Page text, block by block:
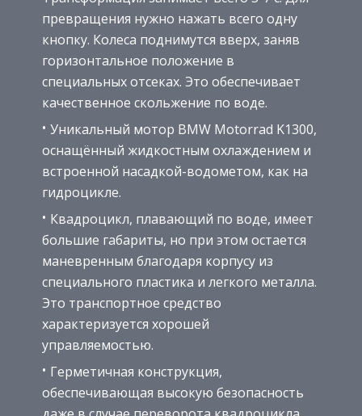
превращения нужно нажать всего одну
кнопку. Колеса поднимутся вверх, заняв
горизонтальное положение в
специальных отсеках. Это обеспечивает
качественное скольжение по воде.
Уникальный мотор BMW Motorrad K1300,
оснащённый жидкостным охлаждением и
встроенной насадкой-водометом, как на
гидроцикле.
Квадроцикл, плавающий по воде, имеет
большие габариты, но при этом остается
маневренным благодаря корпусу из
специального пластика и легкого металла.
Это транспортное средство
характеризуется хорошей
управляемостью.
Герметичная конструкция,
обеспечивающая высокую безопасность